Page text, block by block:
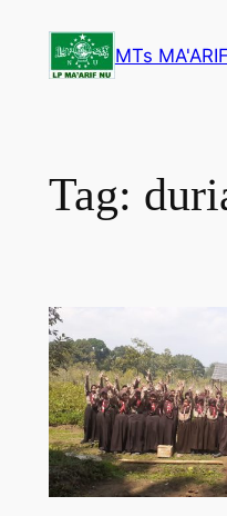
konten
MTs
Tag: